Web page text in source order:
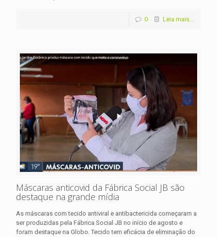
0 Leia mais...
Máscaras anticovid da Fábrica Social JB são
destaque na grande mídia
As máscaras com tecido antiviral e antibactericida começaram a
ser produzidas pela Fábrica Social JB no início de agosto e
foram destaque na Globo. Tecido tem eficácia de eliminação do